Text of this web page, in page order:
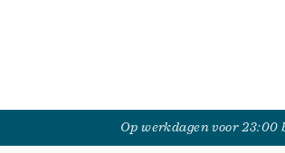
Op werkdagen voor 23:00